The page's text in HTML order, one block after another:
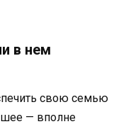
в нем
свою семью
— вполне